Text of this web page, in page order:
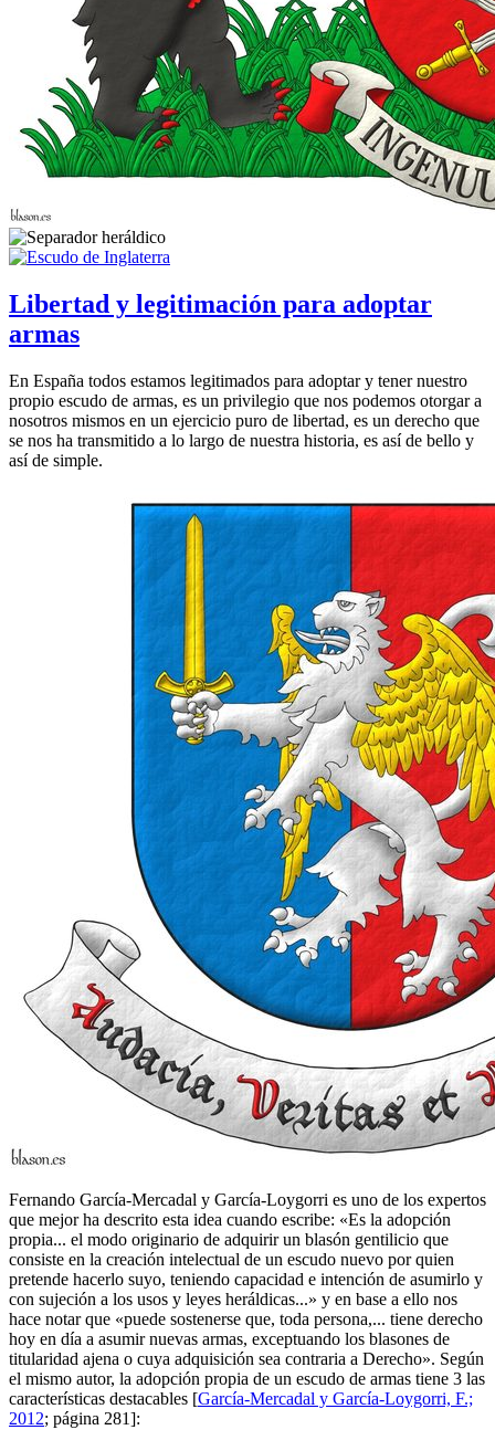
Libertad y legitimación para adoptar
armas
En España todos estamos legitimados para adoptar y tener nuestro
propio escudo de armas, es un privilegio que nos podemos otorgar a
nosotros mismos en un ejercicio puro de libertad, es un derecho que
se nos ha transmitido a lo largo de nuestra historia, es así de bello y
así de simple.
Fernando García-Mercadal y García-Loygorri es uno de los expertos
que mejor ha descrito esta idea cuando escribe: «Es la adopción
propia... el modo originario de adquirir un blasón gentilicio que
consiste en la creación intelectual de un escudo nuevo por quien
pretende hacerlo suyo, teniendo capacidad e intención de asumirlo y
con sujeción a los usos y leyes heráldicas...» y en base a ello nos
hace notar que «puede sostenerse que, toda persona,... tiene derecho
hoy en día a asumir nuevas armas, exceptuando los blasones de
titularidad ajena o cuya adquisición sea contraria a Derecho». Según
el mismo autor, la adopción propia de un escudo de armas tiene 3 las
características destacables [García-Mercadal y García-Loygorri, F.;
2012; página 281]: